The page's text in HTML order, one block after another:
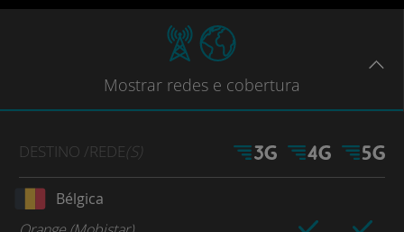
Mostrar redes e cobertura
DESTINO /REDE(S)
Bélgica